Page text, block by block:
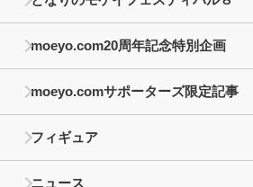
moeyo.com20周年記念特別企画
moeyo.comサポーターズ限定記事
フィギュア
ニュース